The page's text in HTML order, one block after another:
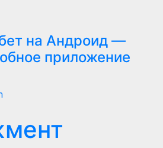
на Андроид —
приложение